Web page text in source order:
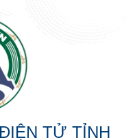
TỬ TỈNH